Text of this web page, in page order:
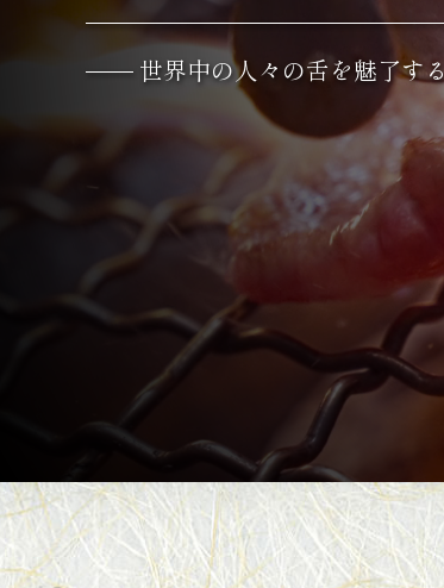
世界中の人々の舌を魅了する